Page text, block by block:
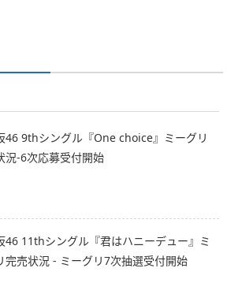
46 9thシングル『One choice』ミーグリ
況-6次応募受付開始
46 11thシングル『君はハニーデュー』ミ
完売状況 - ミーグリ7次抽選受付開始